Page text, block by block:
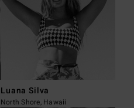
Luana Silva
North Shore, Hawaii